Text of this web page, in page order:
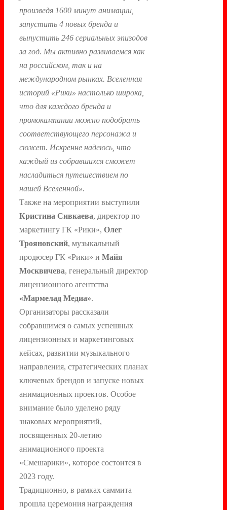
произведя 1600 минут анимации,
запустить 4 новых бренда и
выпустить 246 сериальных эпизодов
за год. Мы активно развиваемся как
на российском, так и на
международном рынках. Вселенная
историй «Рики» настолько широка,
что для каждого бренда и
промокампании можно подобрать
соответствующего персонажа и
сюжет. Искренне надеюсь, что
каждый из собравшихся сможет
насладиться путешествием по
нашей Вселенной».
Также на мероприятии выступили
Кристина Сивкаева, директор по
маркетингу ГК «Рики», Олег
Трояновский, музыкальный
продюсер ГК «Рики» и Майя
Москвичева, генеральный директор
лицензионного агентства
«Мармелад Медиа».
Организаторы рассказали
собравшимся о самых успешных
лицензионных и маркетинговых
кейсах, развитии музыкального
направления, стратегических планах
ключевых брендов и запуске новых
анимационных проектов. Особое
внимание было уделено ряду
знаковых мероприятий,
посвященных 20-летию
анимационного проекта
«Смешарики», которое состоится в
2023 году.
Традиционно, в рамках саммита
прошла церемония награждения